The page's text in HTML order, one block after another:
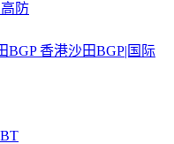
高防
BGP 香港沙田BGP|国际